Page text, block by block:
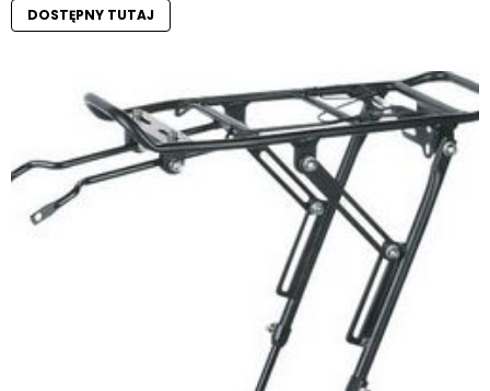
DOSTĘPNY TUTAJ